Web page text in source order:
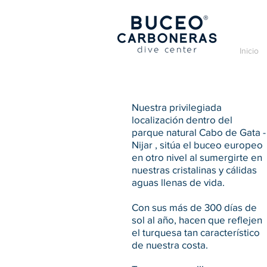
Inicio
Nuestra privilegiada
localización dentro del
parque natural Cabo de Gata -
Nijar , sitúa el buceo europeo
en otro nivel al sumergirte en
nuestras cristalinas y cálidas
aguas llenas de vida.
Con sus más de 300 días de
sol al año, hacen que reflejen
el turquesa tan característico
de nuestra costa.